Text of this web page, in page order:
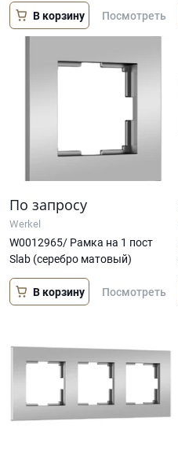
В корзину Посмотреть
По запросу
Werkel
W0012965/ Рамка на 1 пост
Slab (серебро матовый)
В корзину Посмотреть